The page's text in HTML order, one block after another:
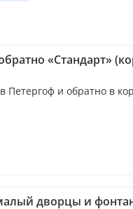
«Стандарт»
Петергоф и обратно в
дворцы и